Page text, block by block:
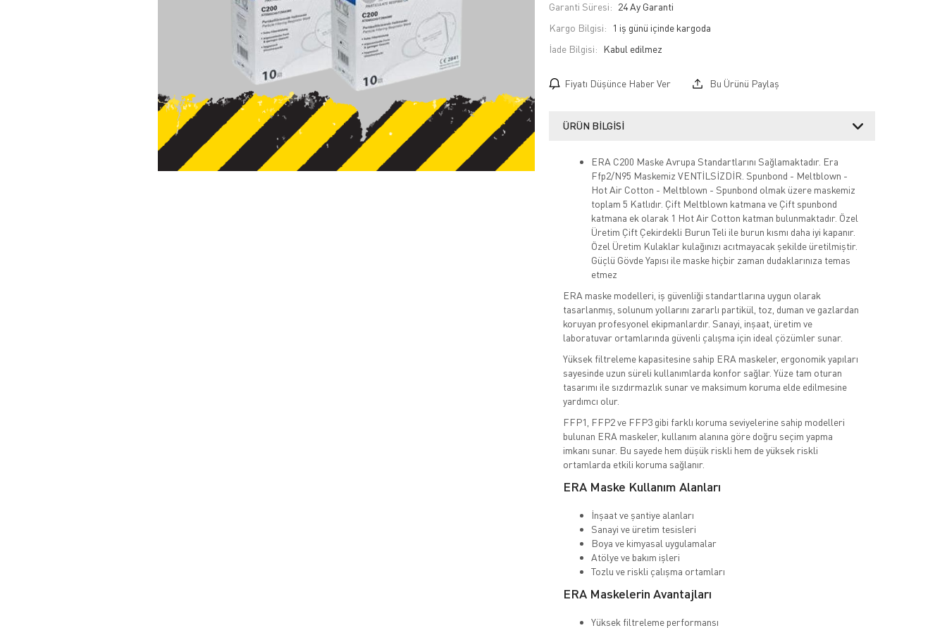
Garanti Süresi: 24 Ay Garanti
Kargo Bilgisi:
1 iş günü içinde kargoda
İade Bilgisi:
Fiyatı Düşünce Haber Ver Bu Ürünü Paylaş
ÜRÜN BILGISI
ERA C200 Maske Avrupa Standartlarını Sağlamaktadır. Era
Ffp2/N95 Maskemiz VENTİLSİZDİR. Spunbond - Meltblown -
Hot Air Cotton - Meltblown - Spunbond olmak üzere maskemiz
toplam 5 Katlıdır. Çift Meltblown katmana ve Çift spunbond
katmana ek olarak 1 Hot Air Cotton katman bulunmaktadır. Özel
Üretim Çift Çekirdekli Burun Teli ile burun kısmı daha iyi kapanır.
Özel Üretim Kulaklar kulağınızı acıtmayacak şekilde üretilmiştir.
Güçlü Gövde Yapısı ile maske hiçbir zaman dudaklarınıza temas
etmez
ERA maske modelleri, iş güvenliği standartlarına uygun olarak
tasarlanmış, solunum yollarını zararlı partikül, toz, duman ve gazlardan
koruyan profesyonel ekipmanlardır. Sanayi, inşaat, üretim ve
laboratuvar ortamlarında güvenli çalışma için ideal çözümler sunar.
Yüksek filtreleme kapasitesine sahip ERA maskeler, ergonomik yapıları
sayesinde uzun süreli kullanımlarda konfor sağlar. Yüze tam oturan
tasarımı ile sızdırmazlık sunar ve maksimum koruma elde edilmesine
yardımcı olur.
FFP1, FFP2 ve FFP3 gibi farklı koruma seviyelerine sahip modelleri
bulunan ERA maskeler, kullanım alanına göre doğru seçim yapma
imkanı sunar. Bu sayede hem düşük riskli hem de yüksek riskli
ortamlarda etkili koruma sağlanır.
ERA Maske Kullanım Alanları
İnşaat ve şantiye alanları
Sanayi ve üretim tesisleri
Boya ve kimyasal uygulamalar
Atölye ve bakım işleri
Tozlu ve riskli çalışma ortamları
ERA Maskelerin Avantajları
Yüksek filtreleme performansı